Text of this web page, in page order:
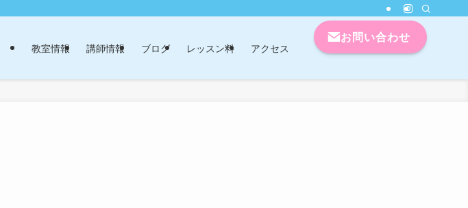
教室情報 講師情報 ブログ レッスン料 アクセス
お問い合わせ